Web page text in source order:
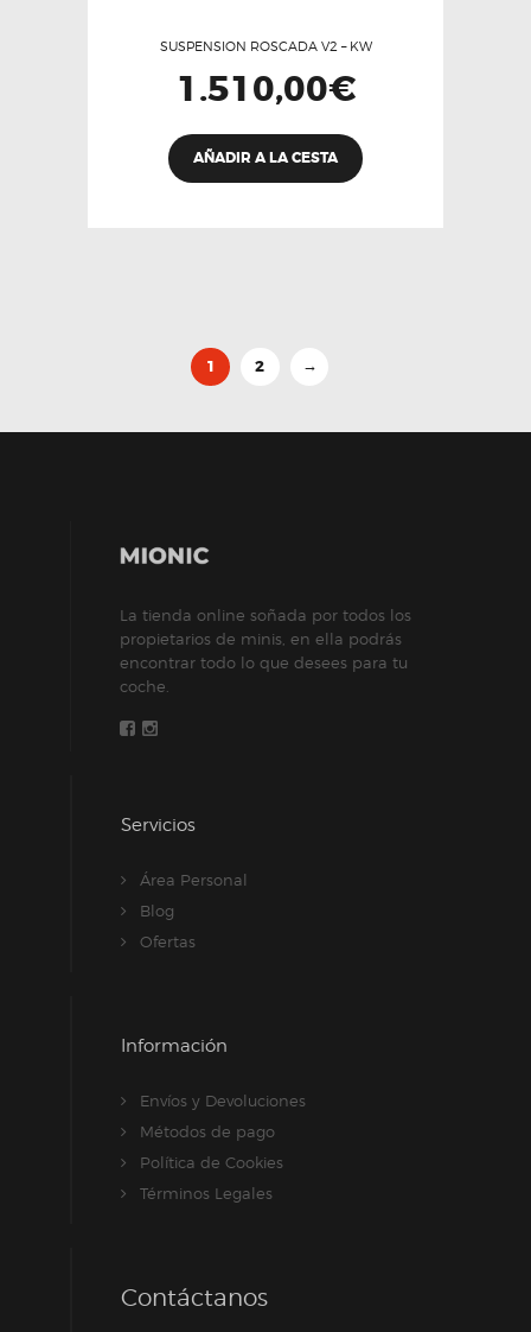
SUSPENSION ROSCADA V2 – KW
1.510,00€
AÑADIR A LA CESTA
1 2 →
La tienda online soñada por todos los
propietarios de minis, en ella podrás
encontrar todo lo que desees para tu
coche.
Servicios
Área Personal
Blog
Ofertas
Información
Envíos y Devoluciones
Métodos de pago
Política de Cookies
Términos Legales
Contáctanos